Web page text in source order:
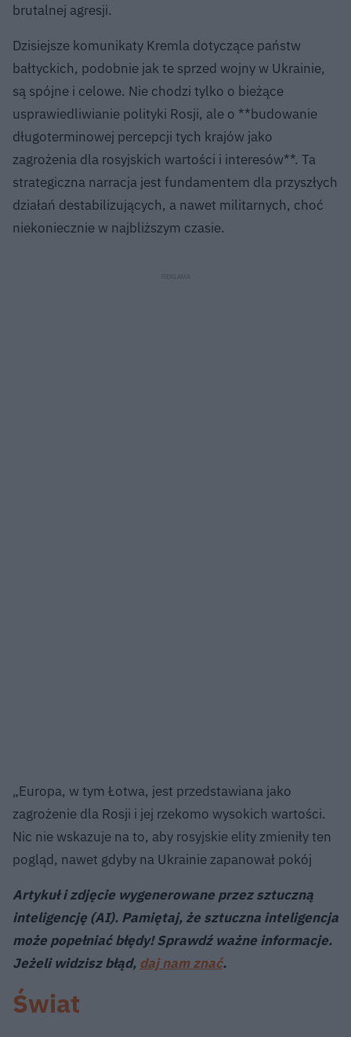
brutalnej agresji.
Dzisiejsze komunikaty Kremla dotyczące państw
bałtyckich, podobnie jak te sprzed wojny w Ukrainie,
są spójne i celowe. Nie chodzi tylko o bieżące
usprawiedliwianie polityki Rosji, ale o **budowanie
długoterminowej percepcji tych krajów jako
zagrożenia dla rosyjskich wartości i interesów**. Ta
strategiczna narracja jest fundamentem dla przyszłych
działań destabilizujących, a nawet militarnych, choć
niekoniecznie w najbliższym czasie.
„Europa, w tym Łotwa, jest przedstawiana jako
zagrożenie dla Rosji i jej rzekomo wysokich wartości.
Nic nie wskazuje na to, aby rosyjskie elity zmieniły ten
pogląd, nawet gdyby na Ukrainie zapanował pokój
Artykuł i zdjęcie wygenerowane przez sztuczną
inteligencję (AI). Pamiętaj, że sztuczna inteligencja
może popełniać błędy! Sprawdź ważne informacje.
Jeżeli widzisz błąd, daj nam znać.
Świat